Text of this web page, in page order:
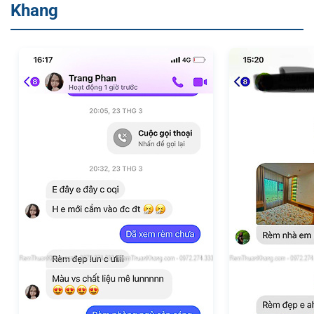
Khang